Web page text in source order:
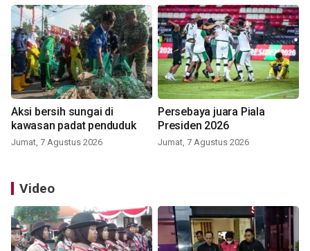
Aksi bersih sungai di
kawasan padat penduduk
Jumat, 7 Agustus 2026
Persebaya juara Piala
Presiden 2026
Jumat, 7 Agustus 2026
Video